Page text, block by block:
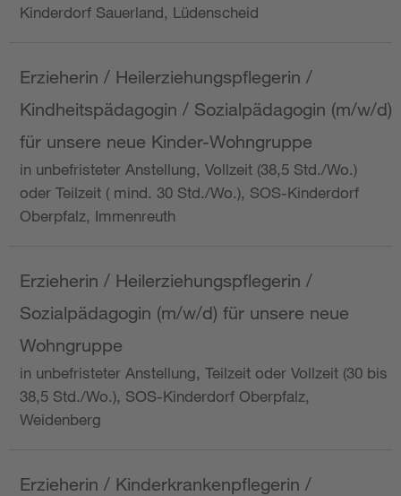
Kinderdorf Sauerland, Lüdenscheid
Erzieherin / Heilerziehungspflegerin /
Kindheitspädagogin / Sozialpädagogin (m/w/d)
für unsere neue Kinder-Wohngruppe
in unbefristeter Anstellung, Vollzeit (38,5 Std./Wo.)
oder Teilzeit ( mind. 30 Std./Wo.), SOS-Kinderdorf
Oberpfalz, Immenreuth
Erzieherin / Heilerziehungspflegerin /
Sozialpädagogin (m/w/d) für unsere neue
Wohngruppe
in unbefristeter Anstellung, Teilzeit oder Vollzeit (30 bis
38,5 Std./Wo.), SOS-Kinderdorf Oberpfalz,
Weidenberg
Erzieherin / Kinderkrankenpflegerin /